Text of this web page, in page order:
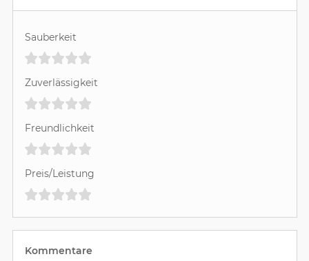
Sauberkeit
Zuverlässigkeit
Freundlichkeit
Preis/Leistung
Kommentare